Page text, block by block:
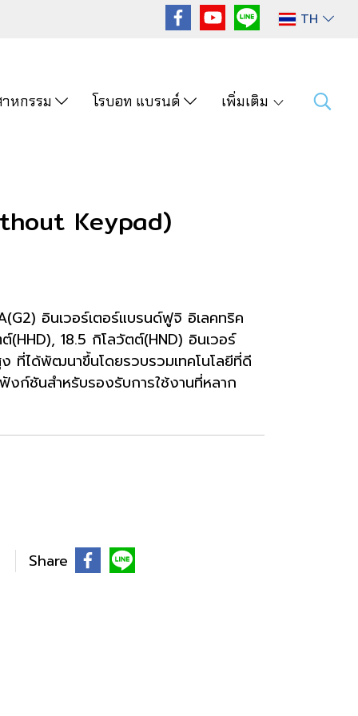
TH
าหกรรม โรบอท แบรนด์ เพิ่มเติม
Keypad)
อินเวอร์เตอร์แบรนด์ฟูจิ อิเลคทริค
18.5 กิโลวัตต์(HND) อินเวอร์
ที่ได้พัฒนาขึ้นโดยรวบรวมเทคโนโลยีที่ดี
งก์ชันสำหรับรองรับการใช้งานที่หลาก
Share